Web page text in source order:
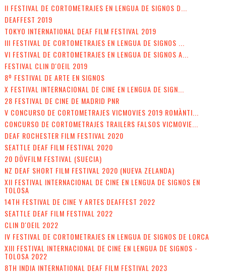
II FESTIVAL DE CORTOMETRAJES EN LENGUA DE SIGNOS D...
DEAFFEST 2019
TOKYO INTERNATIONAL DEAF FILM FESTIVAL 2019
III FESTIVAL DE CORTOMETRAJES EN LENGUA DE SIGNOS ...
VI FESTIVAL DE CORTOMETRAJES EN LENGUA DE SIGNOS A...
FESTIVAL CLIN D'OEIL 2019
8º FESTIVAL DE ARTE EN SIGNOS
X FESTIVAL INTERNACIONAL DE CINE EN LENGUA DE SIGN...
28 FESTIVAL DE CINE DE MADRID PNR
V CONCURSO DE CORTOMETRAJES VICMOVIES 2019 ROMÀNTI...
CONCURSO DE CORTOMETRAJES TRAILERS FALSOS VICMOVIE...
DEAF ROCHESTER FILM FESTIVAL 2020
SEATTLE DEAF FILM FESTIVAL 2020
20 DÖVFILM FESTIVAL (SUECIA)
NZ DEAF SHORT FILM FESTIVAL 2020 (NUEVA ZELANDA)
XII FESTIVAL INTERNACIONAL DE CINE EN LENGUA DE SIGNOS EN
TOLOSA
14TH FESTIVAL DE CINE Y ARTES DEAFFEST 2022
SEATTLE DEAF FILM FESTIVAL 2022
CLIN D'OEIL 2022
IV FESTIVAL DE CORTOMETRAJES EN LENGUA DE SIGNOS DE LORCA
XIII FESTIVAL INTERNACIONAL DE CINE EN LENGUA DE SIGNOS -
TOLOSA 2022
8TH INDIA INTERNATIONAL DEAF FILM FESTIVAL 2023